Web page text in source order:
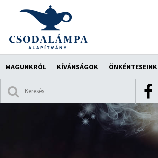
MAGUNKRÓL KÍVÁNSÁGOK ÖNKÉNTESEINK